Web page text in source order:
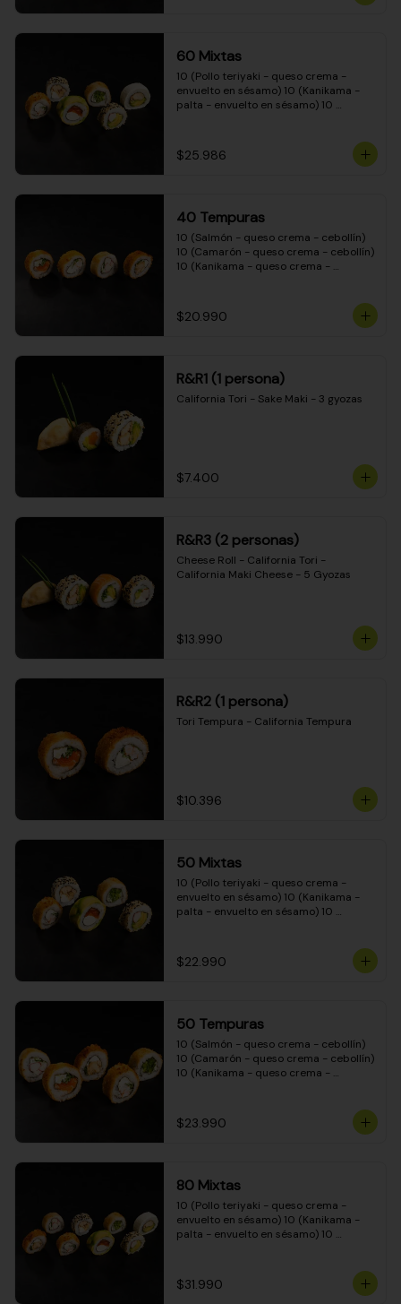
(Pimentón - queso crema - cebollín -
envuelto en masa tempura)
60 Mixtas
10 (Pollo teriyaki - queso crema -
envuelto en sésamo) 10 (Kanikama -
palta - envuelto en sésamo) 10
envuelto en queso crema) 10
(Camarón - queso crema - cebollín -
$25.986
40 Tempuras
10 (Salmón - queso crema - cebollín)
10 (Camarón - queso crema - cebollín)
10 (Kanikama - queso crema -
$20.990
R&R1 (1 persona)
California Tori - Sake Maki - 3 gyozas
$7.400
R&R3 (2 personas)
Cheese Roll - California Tori -
California Maki Cheese - 5 Gyozas
$13.990
R&R2 (1 persona)
Tori Tempura - California Tempura
$10.396
50 Mixtas
10 (Pollo teriyaki - queso crema -
envuelto en sésamo) 10 (Kanikama -
palta - envuelto en sésamo) 10
cebollín - envuelto en masa tempura)
10 (Pimentón - queso crema - cebollín
$22.990
50 Tempuras
10 (Salmón - queso crema - cebollín)
10 (Camarón - queso crema - cebollín)
10 (Kanikama - queso crema -
crema - cebollín)
$23.990
80 Mixtas
10 (Pollo teriyaki - queso crema -
envuelto en sésamo) 10 (Kanikama -
palta - envuelto en sésamo) 10
envuelto en queso crema) 10
(Camarón - queso crema - cebollín -
$31.990